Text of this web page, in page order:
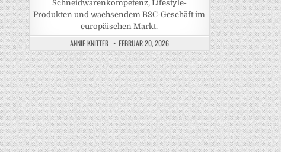
Schneidwarenkompetenz, Lifestyle-
Produkten und wachsendem B2C-Geschäft im
europäischen Markt.
ANNIE KNITTER FEBRUAR 20, 2026